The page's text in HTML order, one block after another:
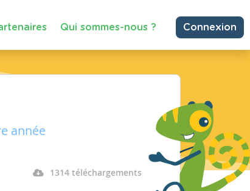
Qui sommes-nous ? Connexion
année
1314 téléchargements